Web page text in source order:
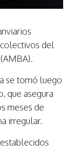
del
se tomó luego
que asegura
meses de
irregular.